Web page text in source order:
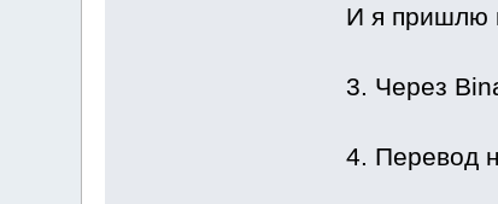
И я пришлю
3. Через
4. Перевод